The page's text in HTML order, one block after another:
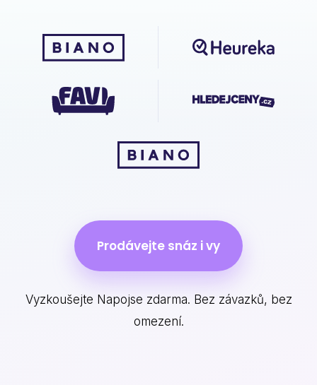
Prodávejte snáz i vy
Vyzkoušejte Napojse zdarma. Bez závazků, bez
omezení.